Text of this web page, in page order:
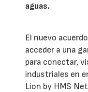
aguas.
El nuevo
acceder a una
para conectar,
industriales en
Lion by HMS